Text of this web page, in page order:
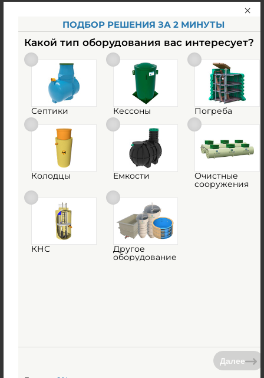
Похожие товары
Емкость М3Пласт ЕНВ 5-1500
Есть в наличии
по запросу
Купить
ПОДБОР РЕШЕНИЯ ЗА 2 МИНУТЫ
Какой тип оборудования вас интересует?
Септики Кессоны Погреба
Колодцы Емкости Очистные
сооружения
КНС Другое
оборудование
Далее